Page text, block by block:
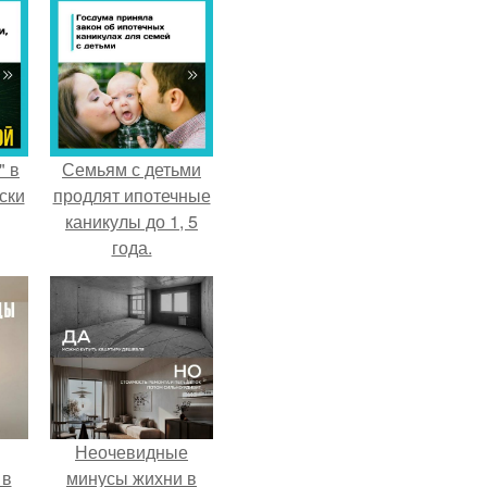
в
Семьям с детьми
продлят ипотечные
каникулы до 1, 5
года.
Неочевидные
минусы жихни в